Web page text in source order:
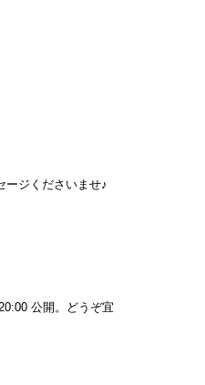
ージくださいませ♪
公開。どうぞ宜